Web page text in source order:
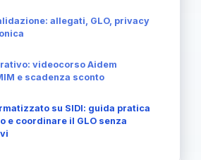
allegati, GLO, privacy
videocorso Aidem
e scadenza sconto
su SIDI: guida pratica
e coordinare il GLO senza